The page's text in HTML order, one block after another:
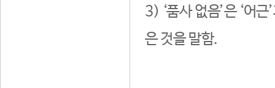
3) ‘품사 없음’은 ‘어
은 것을 말함.